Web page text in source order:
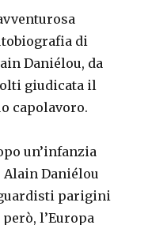
di
Daniélou, da
giudicata il
capolavoro.
un’infanzia
Alain Daniélou
parigini
l’Europa